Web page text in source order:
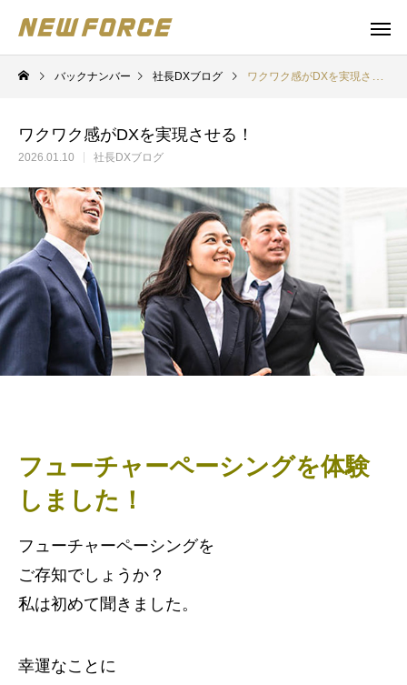
WEBコンテンツ 補助金
バックナンバー 社長DXブログ ワクワク感がDXを実現させる！
ワクワク感がDXを実現させる！
2026.01.10 社長DXブログ
フューチャーペーシングを体験
しました！
フューチャーペーシングを
ご存知でしょうか？
私は初めて聞きました。
幸運なことに